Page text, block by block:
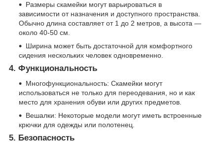
Размеры скамейки могут варьироваться в
зависимости от назначения и доступного пространства.
Обычно длина составляет от 1 до 2 метров, а высота —
около 40-50 см.
Ширина может быть достаточной для комфортного
сидения нескольких человек одновременно.
4. Функциональность
Многофункциональность: Скамейки могут
использоваться не только для переодевания, но и как
место для хранения обуви или других предметов.
Вешалки: Некоторые модели могут иметь встроенные
крючки для одежды или полотенец.
5. Безопасность